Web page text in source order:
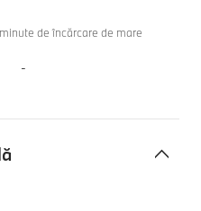
de încărcare de mare
-